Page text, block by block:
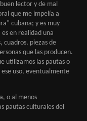
lector y de mal
que me impelía a
cubana; y es muy
en realidad una
cuadros, piezas de
que las producen.
utilizamos las pautas o
uso, eventualmente
o al menos
pautas culturales del